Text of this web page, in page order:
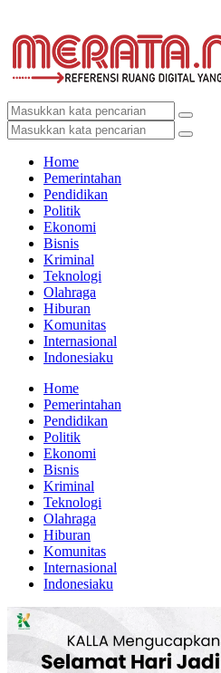
Home
Pemerintahan
Pendidikan
Politik
Ekonomi
Bisnis
Kriminal
Teknologi
Olahraga
Hiburan
Komunitas
Internasional
Indonesiaku
Home
Pemerintahan
Pendidikan
Politik
Ekonomi
Bisnis
Kriminal
Teknologi
Olahraga
Hiburan
Komunitas
Internasional
Indonesiaku